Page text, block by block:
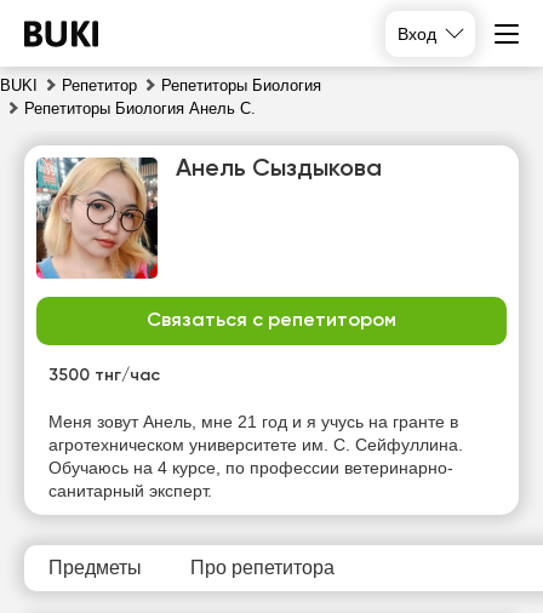
Вход
BUKI Репетитор
Репетиторы Биология
Репетиторы Биология Анель С.
Анель Сыздыкова
Связаться с репетитором
3500 тнг/час
Меня зовут Анель, мне 21 год и я учусь на гранте в
агротехническом университете им. С. Сейфуллина.
Обучаюсь на 4 курсе, по профессии ветеринарно-
санитарный эксперт.
Предметы Про репетитора
вс
пн
Нет
свободных
часов
Нет
свободных
часов
Нет
свободных
часов
Нет
свободных
часов